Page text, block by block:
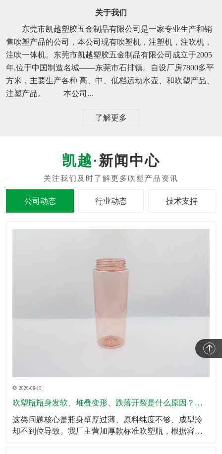
关于我们
东莞市凯越塑胶五金制品有限公司是一家专业生产和销
售吹塑产品的公司，本公司现有吹塑机，注塑机，注吹机，
注吹一体机。东莞市凯越塑胶五金制品有限公司成立于2005
年,位于中国制造名城——东莞市石排镇。自设厂房7800多平
方米，主要生产各种 高、中、低档运动水壶、和吹塑产品、
注塑产品。 本公司...
了解更多
新闻中心
公司动态 行业动态 技术支持
2026-06-15
吹塑瓶瓶身发软、堆叠变形、跌落开裂是什么原因？怎么规避？
这类问题核心是瓶身壁厚过薄、原料纯度不够、成型冷
却不到位导致。我厂主营加厚款标准吹塑瓶，根据容量